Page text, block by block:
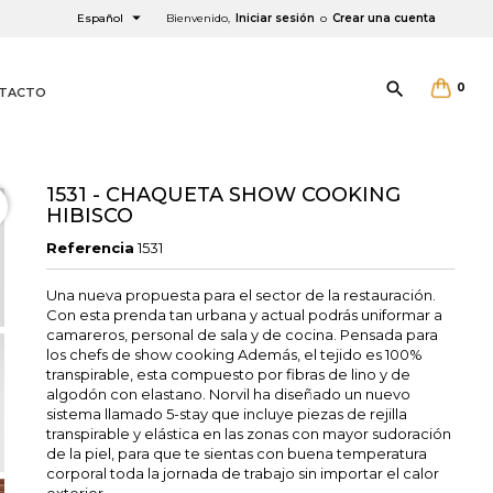
Bienvenido, Iniciar sesión o Crear una cuenta
Español 
0

1531 - CHAQUETA SHOW COOKING
HIBISCO
Referencia 1531
Una nueva propuesta para el sector de la restauración.
Con esta prenda tan urbana y actual podrás uniformar a
camareros, personal de sala y de cocina. Pensada para
los chefs de show cooking Además, el tejido es 100%
transpirable, esta compuesto por fibras de lino y de
algodón con elastano. Norvil ha diseñado un nuevo
sistema llamado 5-stay que incluye piezas de rejilla
transpirable y elástica en las zonas con mayor sudoración
de la piel, para que te sientas con buena temperatura
corporal toda la jornada de trabajo sin importar el calor
×
×
×